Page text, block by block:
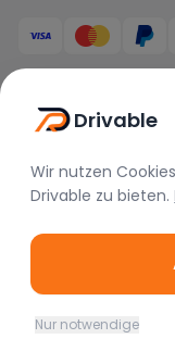
BMW
Porsche
Bentley
Drivable
Wir nutzen
Drivable zu bieten.
Nur notwendige